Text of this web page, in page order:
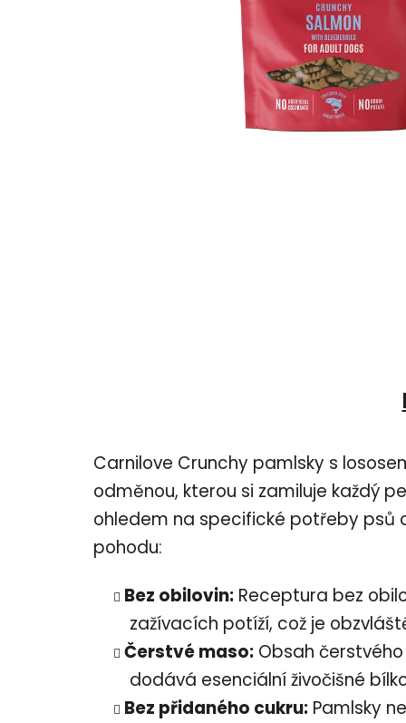
Carnilove Crunchy pamlsky s
odměnou, kterou si zamiluje každý
ohledem na specifické potřeby psů
pohodu:
Bez obilovin: Receptura bez
zažívacích potíží, což je
Čerstvé maso: Obsah
dodává esenciální živočišné
Bez přidaného cukru: Pamlsky